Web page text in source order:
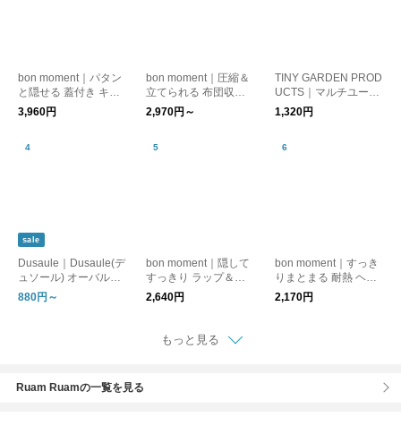
bon moment｜パタン
と隠せる 蓋付き キャ
スター付き収納
3,960円
bon moment｜圧縮＆
立てられる 布団収納
袋／敷き布団収納袋
布団収納ケース 圧縮
ト入り】
2,970円～
TINY GARDEN PROD
UCTS｜マルチユース
コンテナ M
1,320円
sale
Dusaule｜Dusaule(デ
ュソール) オーバルバ
ッグ/レクトバッグ
880円～
bon moment｜隠して
すっきり ラップ＆ポ
リ袋収納ホルダー 4本
収納 マグネット付き
2,640円
bon moment｜すっき
りまとまる 耐熱 ヘア
アイロンポーチ
2,170円
もっと見る
Ruam Ruamの一覧を見る